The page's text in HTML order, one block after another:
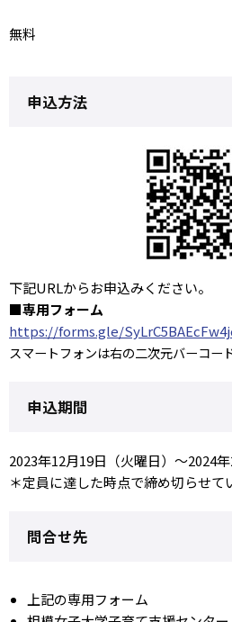
無料
申込方法
下記URLからお申込みください。
■専用フォーム
https://forms.gle/
スマートフォンは右の二次元バーコー
申込期間
2023年12月19日（火曜日）～2024年
＊定員に達した時点で締め切らせて
問合せ先
上記の専用フォーム